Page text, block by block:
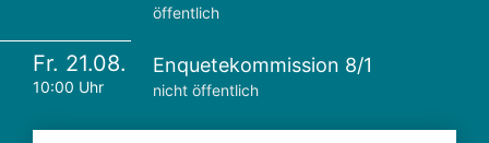
öffentlich
Fr. 21.08.
10:00 Uhr
Enquetekommission 8/1
nicht öffentlich